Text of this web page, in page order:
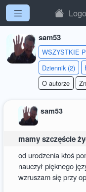
sam53
WSZYSTKIE
Dziennik (2)
O autorze
sam53
mamy szczęście
od urodzenia ktoś
nauczył pięknego
wzruszam się przy